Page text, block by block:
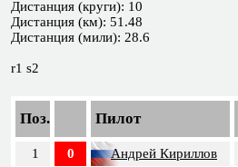
Дистанция (круги): 10
Дистанция (км): 51.48
Дистанция (мили): 28.6
r1 s2
Поз. Пилот
1 0 Андрей Кириллов